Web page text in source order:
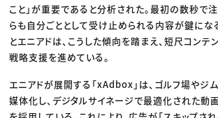
こと」が重要であると分析された。最初の数秒で
らも自分ごととして受け止められる内容が鍵にな
とエニアドは、こうした傾向を踏まえ、短尺コン
戦略支援を進めている。
エニアドが展開する「xAdbox」は、ゴルフ場やジ
媒体化し、デジタルサイネージで最適化された動